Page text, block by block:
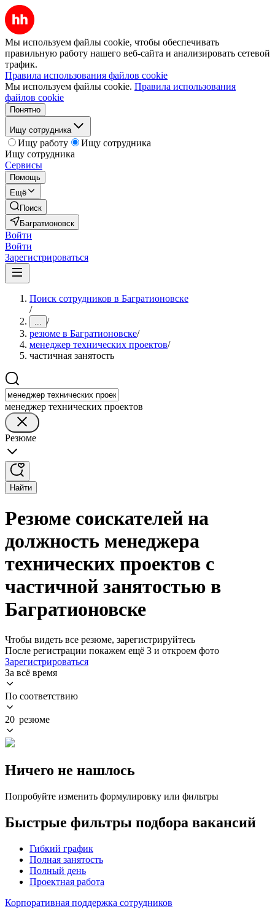
Мы используем файлы cookie, чтобы обеспечивать
правильную работу нашего веб-сайта и анализировать сетевой
трафик.
Правила использования файлов cookie
Мы используем файлы cookie. Правила использования
файлов cookie
Понятно
Ищу сотрудника
Ищу работу
Ищу сотрудника
Ищу сотрудника
Сервисы
Помощь
Ещё
Поиск
Багратионовск
Войти
Войти
Зарегистрироваться
Поиск сотрудников в Багратионовске
/
... /
резюме в Багратионовске/
менеджер технических проектов/
частичная занятость
менеджер технических проектов
Резюме
Найти
Резюме соискателей на
должность менеджера
технических проектов с
частичной занятостью в
Багратионовске
Чтобы видеть все резюме, зарегистрируйтесь
После регистрации покажем ещё 3 и откроем фото
Зарегистрироваться
За всё время
По соответствию
20 резюме
Ничего не нашлось
Попробуйте изменить формулировку или фильтры
Быстрые фильтры подбора вакансий
Гибкий график
Полная занятость
Полный день
Проектная работа
Корпоративная поддержка сотрудников